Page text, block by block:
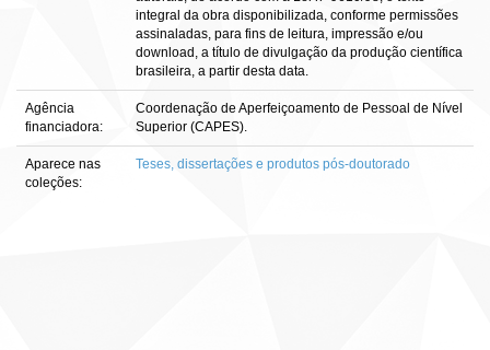
integral da obra disponibilizada, conforme permissões
assinaladas, para fins de leitura, impressão e/ou
download, a título de divulgação da produção científica
brasileira, a partir desta data.
Agência
financiadora:
Coordenação de Aperfeiçoamento de Pessoal de Nível
Superior (CAPES).
Aparece nas
coleções:
Teses, dissertações e produtos pós-doutorado